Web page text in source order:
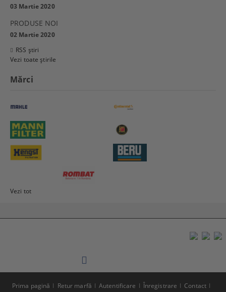
03 Martie 2020
PRODUSE NOI
02 Martie 2020
RSS știri
Vezi toate știrile
Mărci
Vezi tot
Prima pagină Retur marfă Autentificare Înregistrare Contact